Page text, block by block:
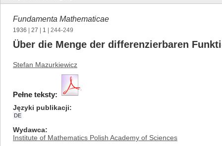
Fundamenta Mathematicae
1936 27 1 | 244-249
Über die Menge der differenzierbaren
Stefan Mazurkiewicz
Pełne teksty:
Języki publikacji
DE
Wydawca
Institute of Mathematics Polish Academy of Sciences